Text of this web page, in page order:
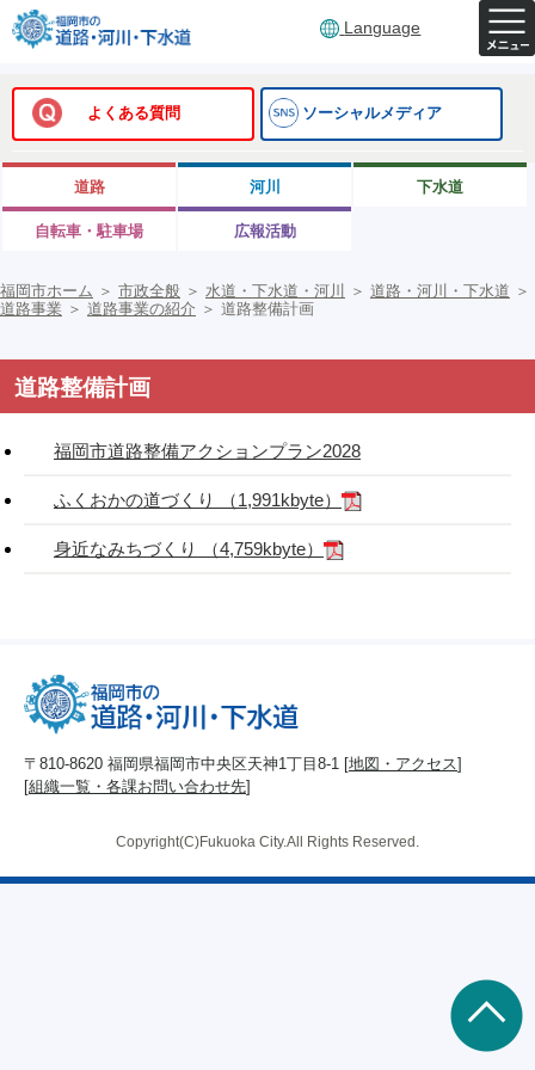
Language
よくある質問 ソーシャルメディア
道路 河川 下水道
自転車・駐車場 広報活動
福岡市ホーム ＞ 市政全般 ＞ 水道・下水道・河川 ＞ 道路・河川・下水道 ＞
道路事業 ＞ 道路事業の紹介 ＞ 道路整備計画
道路整備計画
福岡市道路整備アクションプラン2028
ふくおかの道づくり （1,991kbyte）
身近なみちづくり （4,759kbyte）
〒810-8620 福岡県福岡市中央区天神1丁目8-1 [地図・アクセス]
[組織一覧・各課お問い合わせ先]
Copyright(C)Fukuoka City.All Rights Reserved.